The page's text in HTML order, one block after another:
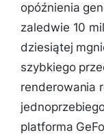
opóźnienia
zaledwie 10
dziesiątej
szybkiego
renderowania
platforma